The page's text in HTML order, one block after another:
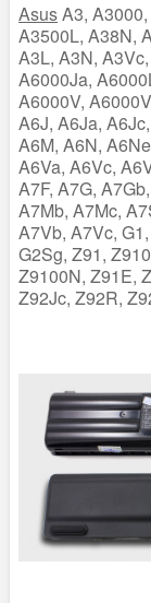
AsusA3,
A3500L, A38N,
A3L, A3N,
A6000Ja,
A6000V,
A6J, A6Ja,
A6M, A6N,
A6Va, A6Vc,
A7F, A7G,
A7Mb, A7Mc,
A7Vb, A7Vc,
G2Sg, Z91,
Z9100N, Z91E,
Z92Jc, Z92R,